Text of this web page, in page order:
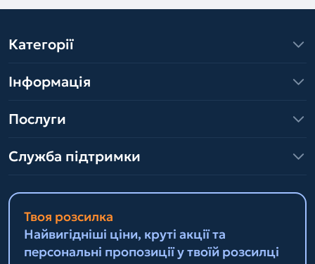
Категорії
Інформація
Послуги
Служба підтримки
Твоя розсилка
Найвигідніші ціни, круті акції та
персональні пропозиції у твоїй розсилці